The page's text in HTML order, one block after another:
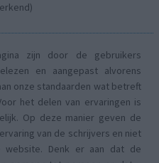
zijn door de gebruikers
en aangepast alvorens
onze standaarden wat betreft
het delen van ervaringen is
Op deze manier geven de
van de schrijvers en niet
Denk er aan dat de